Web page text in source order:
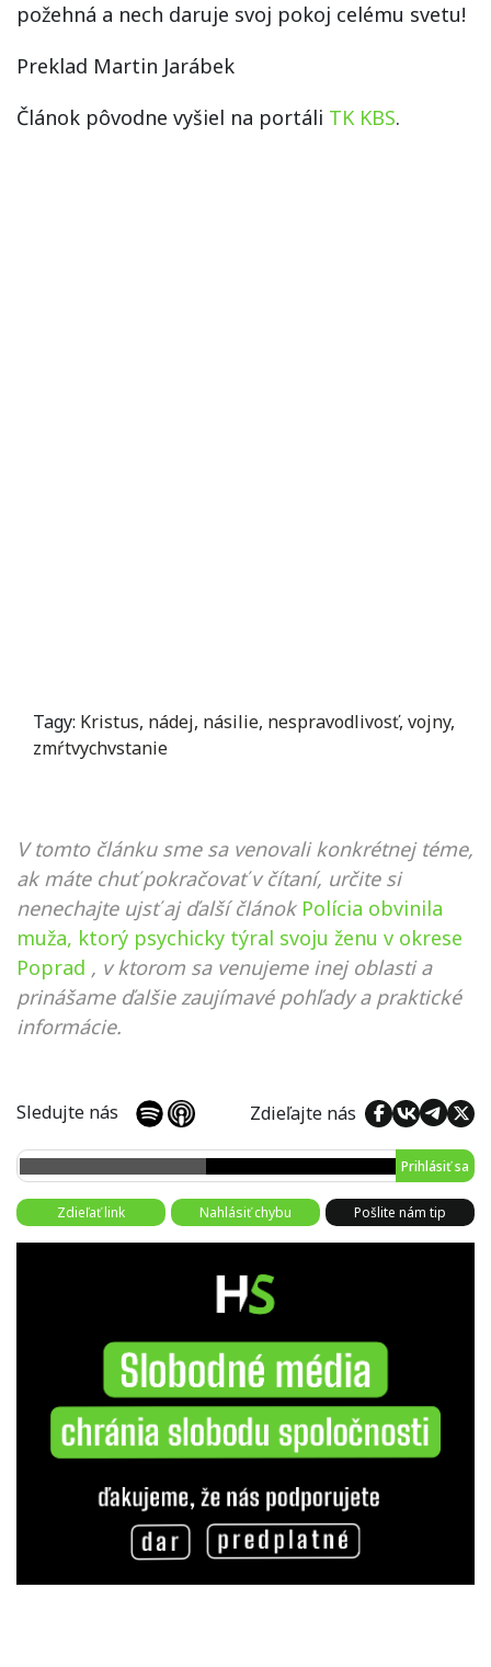
požehná a nech daruje svoj pokoj celému svetu!
Preklad Martin Jarábek
Článok pôvodne vyšiel na portáli TK KBS.
Tagy: Kristus, nádej, násilie, nespravodlivosť, vojny,
zmŕtvychvstanie
V tomto článku sme sa venovali konkrétnej téme,
ak máte chuť pokračovať v čítaní, určite si
nenechajte ujsť aj ďalší článok Polícia obvinila
muža, ktorý psychicky týral svoju ženu v okrese
Poprad , v ktorom sa venujeme inej oblasti a
prinášame ďalšie zaujímavé pohľady a praktické
informácie.
Sledujte nás Zdieľajte nás
Prihlásiť sa
Zdieľať link Nahlásiť chybu Pošlite nám tip